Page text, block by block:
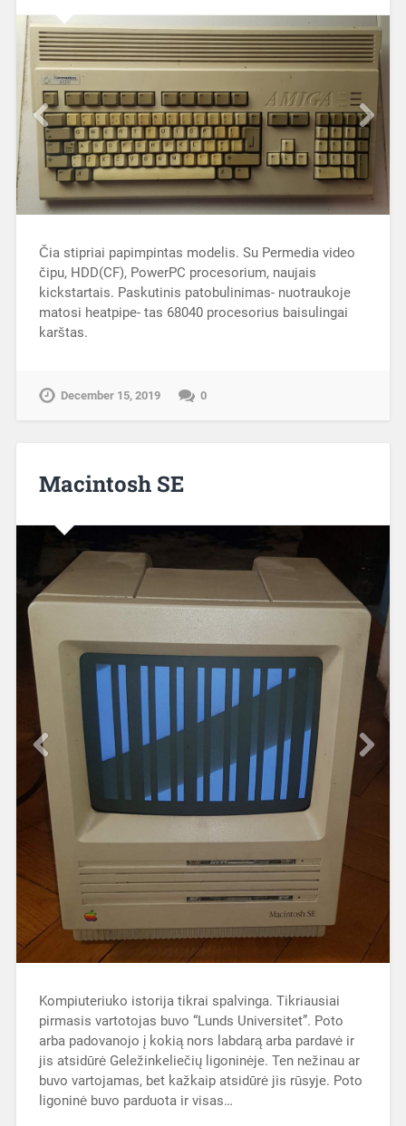
Čia stipriai papimpintas modelis. Su Permedia video
čipu, HDD(CF), PowerPC procesorium, naujais
kickstartais. Paskutinis patobulinimas- nuotraukoje
karštas.
December 15, 2019 0
Macintosh SE
Kompiuteriuko istorija tikrai spalvinga. Tikriausiai
pirmasis vartotojas buvo “Lunds Universitet”. Poto
arba padovanojo į kokią nors labdarą arba pardavė ir
jis atsidūrė Geležinkeliečių ligoninėje. Ten nežinau ar
buvo vartojamas, bet kažkaip atsidūrė jis rūsyje. Poto
ligoninė buvo parduota ir visas…